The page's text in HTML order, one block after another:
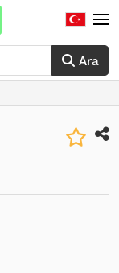
Ara